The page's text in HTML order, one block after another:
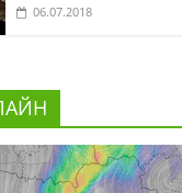
06.07.2018